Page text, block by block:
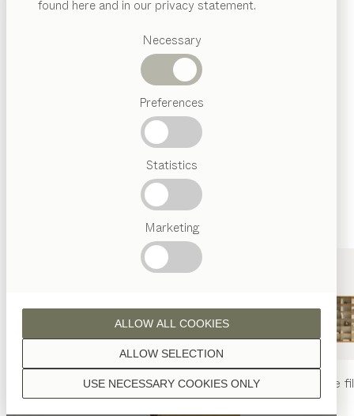
found here and in our privacy statement.
Necessary
Preferences
Statistics
Marketing
USE NECESSARY COOKIES ONLY
ALLOW SELECTION
ALLOW ALL COOKIES
Artisanat
Autrichien
tablenya chaisenya rayonnage
QUI SOMMES-NOUS
REVENDEUR
ESSENCES DE BOIS
Sauf stipulation contraire, toutes les surfaces en bois
sont traitées à l’huile naturelle.